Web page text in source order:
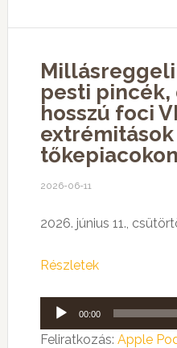
pesti pincék,
hosszú foci
extrémitások
tőkepiacokon
2026-06-11
2026. június 11.,
Részletek
Audió
lejátszó
00:00
Feliratkozás: Apple